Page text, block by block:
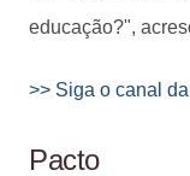
educação?",
>> Siga o canal da
Pacto